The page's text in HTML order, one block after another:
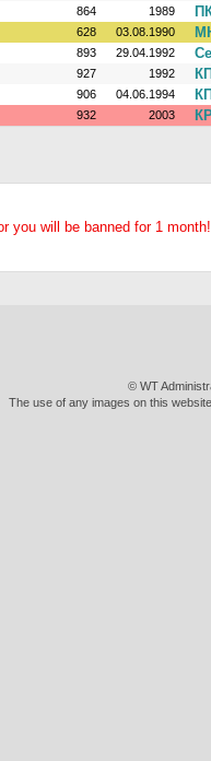
864 1989
628 03.08.1990
893 29.04.1992
927 1992
906 04.06.1994
932 2003
you will be banned for 1 month!
© WT
The use of any images on this